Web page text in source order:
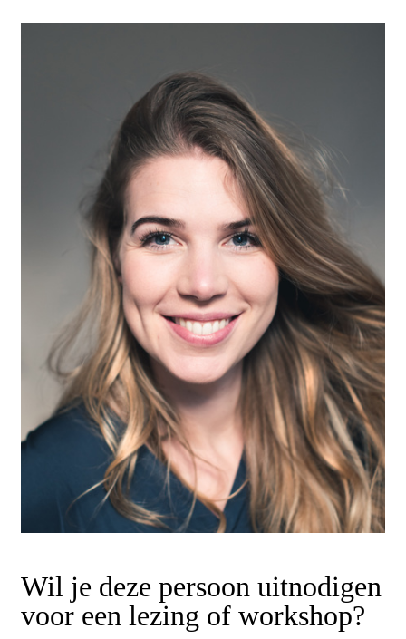
Wil je deze persoon uitnodigen
voor een lezing of workshop?